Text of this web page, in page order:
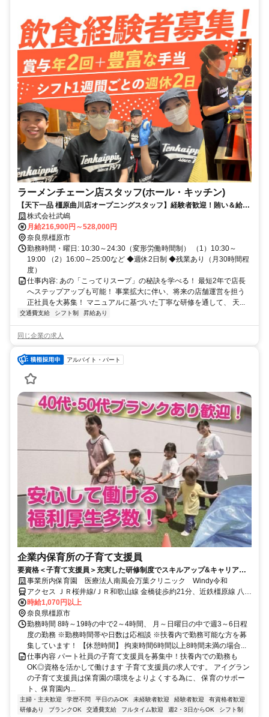
ラーメンチェーン店スタッフ(ホール・キッチン)
【天下一品 橿原曲川店オープニングスタッフ】経験者歓迎！賄い＆給料
前払い◎ 賞与・待遇・休日充実！
株式会社武嶋
月給216,900円～528,000円
奈良県橿原市
勤務時間・曜日: 10:30～24:30（変形労働時間制） （1）10:30～
19:00 （2）16:00～25:00など ◆週休2日制 ◆残業あり（月30時間程
度）
仕事内容: あの「こってりスープ」の秘訣を学べる！ 最短2年で店長
へステップアップも可能！ 事業拡大に伴い、将来の店舗運営を担う
正社員を大募集！ マニュアルに基づいた丁寧な研修を通して、 天...
交通費支給 シフト制 昇給あり
同じ企業の求人
アルバイト・パート
企業内保育所の子育て支援員
要資格＜子育て支援員＞充実した研修制度でスキルアップ&キャリアア
ップできます◎Web面接実施中
事業所内保育園 医療法人南風会万葉クリニック Windy令和
アクセス ＪＲ桜井線/ＪＲ和歌山線 金橋徒歩約21分、近鉄橿原線 八木
西口西口徒歩約22分、近鉄南大阪線 坊城徒歩約23分
時給1,070円以上
奈良県橿原市
勤務時間 8時～19時の中で2～4時間、 月～日曜日の中で週3～6日程
度の勤務 ※勤務時間帯や日数は応相談 ※扶養内で勤務可能な方を募
集しています！ 【休憩時間】 拘束時間6時間以上8時間未満の場合...
仕事内容 パート社員の子育て支援員を募集中！扶養内での勤務も
OK◎資格を活かして働けます 子育て支援員の求人です。 アイグラン
の子育て支援員は保育園の環境をよりよくする為に、 保育のサポー
ト、保育園内...
主婦・主夫歓迎 学歴不問 平日のみOK 未経験者歓迎 経験者歓迎
有資格者歓迎
研修あり
ブランクOK 交通費支給 フルタイム歓迎 週2・3日からOK シフト制